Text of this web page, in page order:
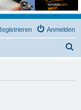
Anmelden